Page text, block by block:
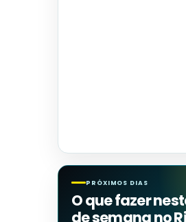
PRÓXIMOS DIAS
O que fazer
de semana no